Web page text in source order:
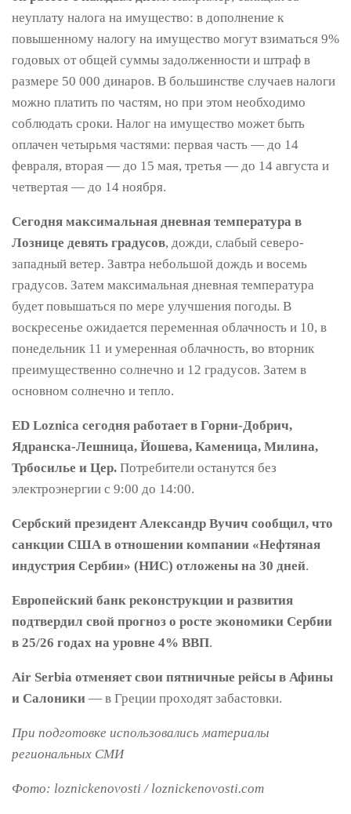
неуплату налога на имущество: в дополнение к
повышенному налогу на имущество могут взиматься 9%
годовых от общей суммы задолженности и штраф в
размере 50 000 динаров. В большинстве случаев налоги
можно платить по частям, но при этом необходимо
соблюдать сроки. Налог на имущество может быть
оплачен четырьмя частями: первая часть — до 14
февраля, вторая — до 15 мая, третья — до 14 августа и
четвертая — до 14 ноября.
Сегодня максимальная дневная температура в
Лознице девять градусов, дожди, слабый северо-
западный ветер. Завтра небольшой дождь и восемь
градусов. Затем максимальная дневная температура
будет повышаться по мере улучшения погоды. В
воскресенье ожидается переменная облачность и 10, в
понедельник 11 и умеренная облачность, во вторник
преимущественно солнечно и 12 градусов. Затем в
основном солнечно и тепло.
ED Loznica сегодня работает в Горни-Добрич,
Ядранска-Лешница, Йошева, Каменица, Милина,
Трбосилье и Цер. Потребители останутся без
электроэнергии с 9:00 до 14:00.
Сербский президент Александр Вучич сообщил, что
санкции США в отношении компании «Нефтяная
индустрия Сербии» (НИС) отложены на 30 дней.
Европейский банк реконструкции и развития
подтвердил свой прогноз о росте экономики Сербии
в 25/26 годах на уровне 4% ВВП.
Air Serbia отменяет свои пятничные рейсы в Афины
и Салоники — в Греции проходят забастовки.
При подготовке использовались материалы
региональных СМИ
Фото: loznickenovosti / loznickenovosti.com